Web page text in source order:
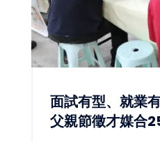
面試有型、就業有薪 台南就
父親節徵才媒合